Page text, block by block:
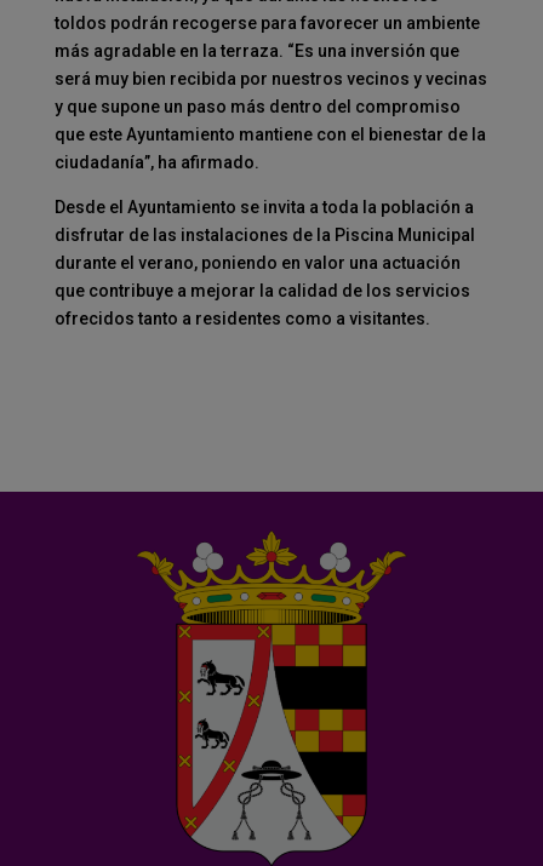
toldos podrán recogerse para favorecer un ambiente
más agradable en la terraza. “Es una inversión que
será muy bien recibida por nuestros vecinos y vecinas
y que supone un paso más dentro del compromiso
que este Ayuntamiento mantiene con el bienestar de la
ciudadanía”, ha afirmado.
Desde el Ayuntamiento se invita a toda la población a
disfrutar de las instalaciones de la Piscina Municipal
durante el verano, poniendo en valor una actuación
que contribuye a mejorar la calidad de los servicios
ofrecidos tanto a residentes como a visitantes.